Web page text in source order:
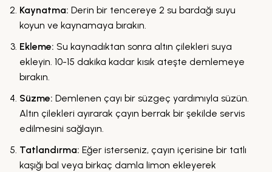
Kaynatma: Derin bir tencereye 2 su bardağı suyu
koyun ve kaynamaya bırakın.
Ekleme: Su kaynadıktan sonra altın çilekleri suya
ekleyin. 10-15 dakika kadar kısık ateşte demlemeye
bırakın.
Süzme: Demlenen çayı bir süzgeç yardımıyla süzün.
Altın çilekleri ayırarak çayın berrak bir şekilde servis
edilmesini sağlayın.
Tatlandırma: Eğer isterseniz, çayın içerisine bir tatlı
kaşığı bal veya birkaç damla limon ekleyerek